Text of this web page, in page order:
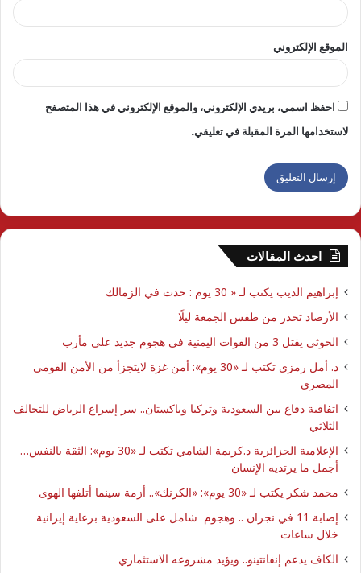
الموقع الإلكتروني
احفظ اسمي، بريدي الإلكتروني، والموقع الإلكتروني في هذا المتصفح
لاستخدامها المرة المقبلة في تعليقي.
احدث المقالات
إبراهيم الديب يكتب لـ « 30 يوم : حدث في الزمالك
الأرصاد تحذر من طقس الجمعة ليلًا
الحوثي يقتل 3 من القوات اليمنية في هجوم جديد على مأرب
د. أمل رمزي تكتب لـ «30 يوم»: أمن غزة لايتجزأ من الأمن القومي
المصري
اتفاقية دفاع بين السعودية وتركيا وباكستان.. سر إسراع الرياض للتحالف
الثلاثي
الإعلامية الجزائرية د.كريمة الشامي تكتب لـ «30 يوم»: الثقة بالنفس…
أجمل ما يرتديه الإنسان
محمد شكر يكتب لـ «30 يوم»: «الكرنك».. أزمة سينما أتلفها الهوى
إصابة 11 في نجران .. وهجوم شامل على السعودية برعاية إيرانية
خلال ساعات
الكاف يدعم إنفانتينو.. ويؤيد مشروعه الاستثماري